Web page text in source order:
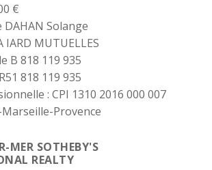
€
DAHAN Solange
IARD MUTUELLES
B 818 119 935
818 119 935
: CPI 1310 2016 000 007
Marseille-Provence
MER SOTHEBY'S
REALTY